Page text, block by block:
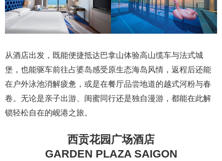
从酒店出发，既能便捷抵达巴拿山体验高山缆车与法式城
堡，也能驱车前往占婆岛感受原生态海岛风情，返程后还能
在户外泳池消解疲惫，或是在餐厅品尝地道的越式河粉与春
卷。无论是亲子出游、闺蜜同行还是独自漫游，都能在此解
锁轻松自在的岘港之旅。
西贡花园广场酒店
GARDEN PLAZA SAIGON